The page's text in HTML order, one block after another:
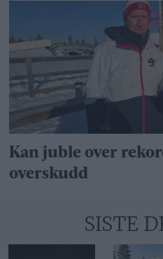
Kan juble over
overskudd
SISTE